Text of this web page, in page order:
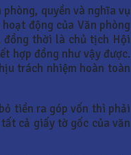
quyền và nghĩa vụ
động của Văn phòng
đồng thời là chủ tịch Hội
hợp đồng như vậy được.
trách nhiệm hoàn toàn
tiền ra góp vốn thì phải
cả giấy tờ gốc của văn